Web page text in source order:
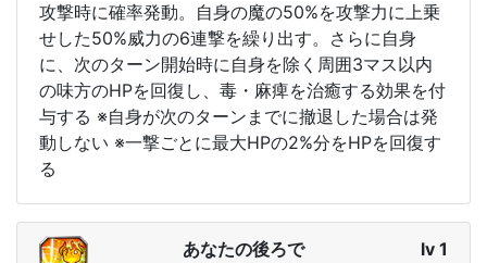
攻撃時に確率発動。自身の魔の50%を攻撃力に上乗
せした50%威力の6連撃を繰り出す。さらに自身
に、次のターン開始時に自身を除く周囲3マス以内
の味方のHPを回復し、毒・麻痺を治癒する効果を付
与する ※自身が次のターンまでに撤退した場合は発
動しない ※一撃ごとに最大HPの2%分をHPを回復す
る
あなたの後ろで
lv 1